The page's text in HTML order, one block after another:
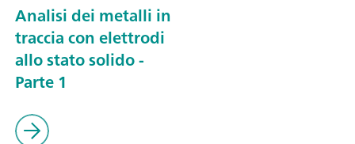
Analisi dei metalli in
traccia con elettrodi
allo stato solido -
Parte 1